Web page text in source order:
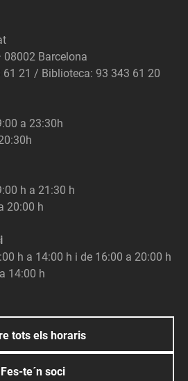
08002 Barcelona
61 21 / Biblioteca: 93 343 61 20
a 23:30h
h a 21:30 h
20:00 h
h a 14:00 h i de 16:00 a 20:00 h
14:00 h
tots els horaris
Fes-te´n soci